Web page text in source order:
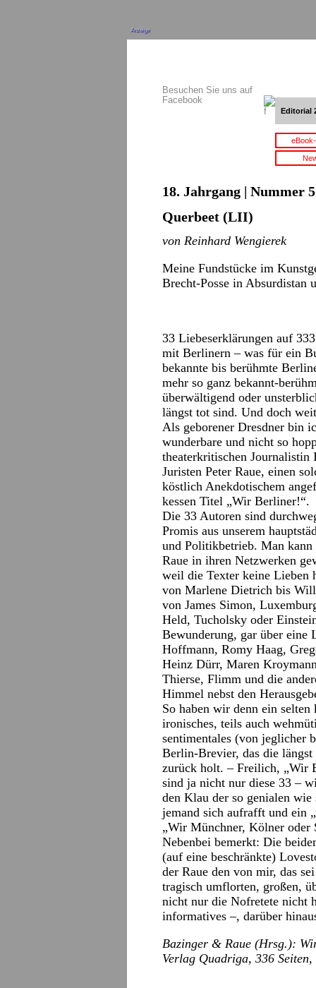
Anzeige
Besuchen Sie uns auf
Facebook
Editorial
18. Jahrgang | Nummer
Querbeet (LII)
von Reinhard Wengierek
Meine Fundstücke im
Brecht-Posse in
33 Liebeserklärungen auf
mit Berlinern – was für ein
bekannte bis berühmte
mehr so ganz bekannt-
überwältigend oder
längst tot sind. Und doch
Als geborener Dresdner bin
wunderbare und nicht so
theaterkritischen Journalistin
Juristen Peter Raue, einen
köstlich Anekdotischem
kessen Titel „Wir Berliner!“.
Die 33 Autoren sind
Promis aus unserem
und Politikbetrieb. Man
Raue in ihren Netzwerken
weil die Texter keine Lieben
von Marlene Dietrich bis
von James Simon,
Held, Tucholsky oder
Bewunderung, gar über eine
Hoffmann, Romy Haag,
Heinz Dürr, Maren
Thierse, Flimm und die
Himmel nebst den
So haben wir denn ein
ironisches, teils auch
sentimentales (von jeglicher
Berlin-Brevier, das die längst
zurück holt. – Freilich, „Wir
sind ja nicht nur diese 33 –
den Klau der so genialen
jemand sich aufrafft und ein
„Wir Münchner, Kölner oder
Nebenbei bemerkt: Die
(auf eine beschränkte)
der Raue den von mir, das
tragisch umflorten, großen,
nicht nur die Nofretete nicht
informatives –, darüber
Bazinger & Raue (Hrsg.):
Verlag Quadriga, 336